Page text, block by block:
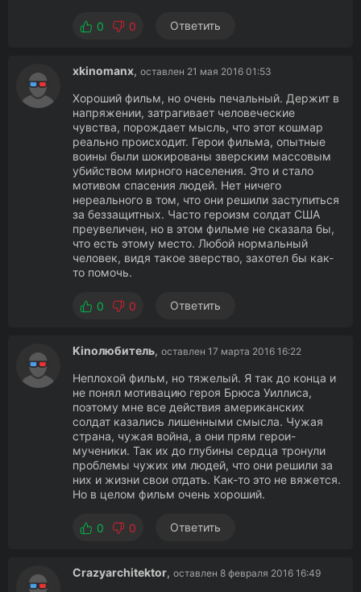
0 0 Ответить
xkinomanx, оставлен 21 мая 2016 01:53
Хороший фильм, но очень печальный. Держит в
напряжении, затрагивает человеческие
чувства, порождает мысль, что этот кошмар
реально происходит. Герои фильма, опытные
воины были шокированы зверским массовым
убийством мирного населения. Это и стало
мотивом спасения людей. Нет ничего
нереального в том, что они решили заступиться
за беззащитных. Часто героизм солдат США
преувеличен, но в этом фильме не сказала бы,
что есть этому место. Любой нормальный
человек, видя такое зверство, захотел бы как-
то помочь.
0 0 Ответить
Kinoлюбитель, оставлен 17 марта 2016 16:22
Неплохой фильм, но тяжелый. Я так до конца и
не понял мотивацию героя Брюса Уиллиса,
поэтому мне все действия американских
солдат казались лишенными смысла. Чужая
страна, чужая война, а они прям герои-
мученики. Так их до глубины сердца тронули
проблемы чужих им людей, что они решили за
них и жизни свои отдать. Как-то это не вяжется.
Но в целом фильм очень хороший.
0 0 Ответить
Crazyarchitektor, оставлен 8 февраля 2016 16:49